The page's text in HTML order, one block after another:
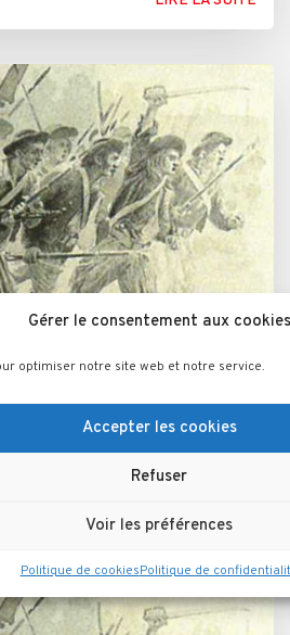
Gérer le consentement aux cookies
optimiser notre site web et notre service.
Accepter les cookies
Refuser
Voir les préférences
Politique de cookiesPolitique de
à Muzillac
(Ecoliers de Vannes ) et les
LIRE LA SUITE